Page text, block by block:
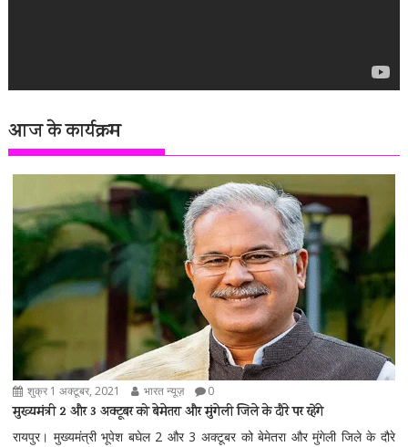
आज के कार्यक्रम
शुक्र 1 अक्टूबर, 2021 भारत न्यूज़ 0
मुख्यमंत्री 2 और 3 अक्टूबर को बेमेतरा और मुंगेली जिले के दौरे पर रहेंगे
रायपुर। मुख्यमंत्री भूपेश बघेल 2 और 3 अक्टूबर को बेमेतरा और मुंगेली जिले के दौरे